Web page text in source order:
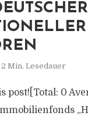
2 Min. Lesedauer
post![Total: 0